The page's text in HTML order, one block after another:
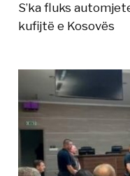
S’ka fluks
kufijtë e Kosovës